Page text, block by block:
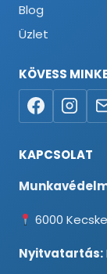
Blog
Üzlet
KÖVESS
KAPCSOLAT
6000
Nyitvatartás: